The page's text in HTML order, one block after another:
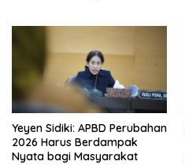
Yeyen Sidiki: APBD Perubahan
2026 Harus Berdampak
Nyata bagi Masyarakat